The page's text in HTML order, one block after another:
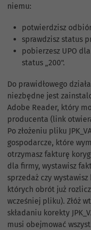
niemu:
potwierdzisz
sprawdzisz status
pobierzesz UPO
status „200".
Do prawidłowego
niezbędne jest
Adobe Reader, który
producenta (link
Po złożeniu pliku
gospodarcze, które
otrzymasz fakturę
dla firmy, wystawisz
sprzedaż czy
których obrót już
wcześniej pliku). Złóż
składaniu korekty
musi obejmować